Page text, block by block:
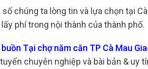
chúng ta lòng tin và lựa chọn tại
phí trong nội thành của thành phố.
Tại chợ năm căn TP Cà Mau
chuyên nghiệp và bài bản & uy